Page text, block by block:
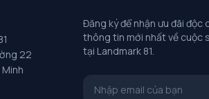
22
Minh
Đăng ký để nhận ưu đãi độc
thông tin mới nhất về cuộc
tại Landmark 81.